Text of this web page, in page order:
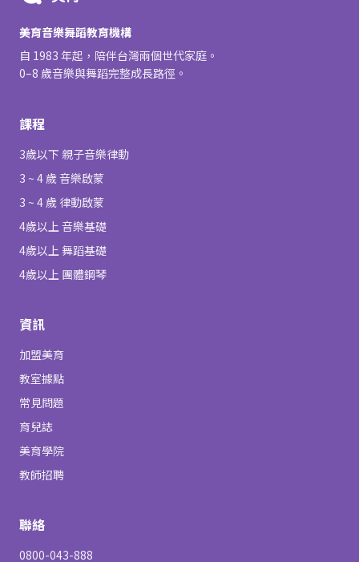
美育音樂舞蹈教育機構
自 1983 年起，陪伴台灣兩個世代家庭。
0–8 歲音樂與舞蹈完整成長路徑。
課程
3歲以下 親子音樂律動
3 ~ 4 歲 音樂啟蒙
3 ~ 4 歲 律動啟蒙
4歲以上 音樂基礎
4歲以上 舞蹈基礎
4歲以上 團體鋼琴
資訊
加盟美育
教室據點
常見問題
育兒誌
美育學院
教師招聘
聯絡
0800-043-888